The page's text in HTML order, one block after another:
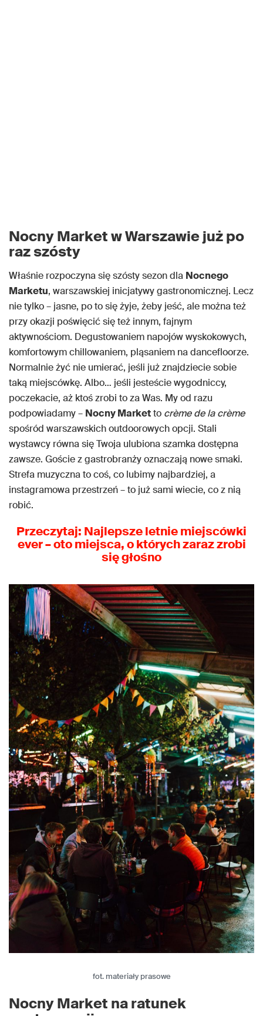
Nocny Market w Warszawie już po
raz szósty
Właśnie rozpoczyna się szósty sezon dla Nocnego
Marketu, warszawskiej inicjatywy gastronomicznej. Lecz
nie tylko – jasne, po to się żyje, żeby jeść, ale można też
przy okazji poświęcić się też innym, fajnym
aktywnościom. Degustowaniem napojów wyskokowych,
komfortowym chillowaniem, pląsaniem na dancefloorze.
Normalnie żyć nie umierać, jeśli już znajdziecie sobie
taką miejscówkę. Albo… jeśli jesteście wygodniccy,
poczekacie, aż ktoś zrobi to za Was. My od razu
podpowiadamy – Nocny Marketto crème de la crème
spośród warszawskich outdoorowych opcji. Stali
wystawcy równa się Twoja ulubiona szamka dostępna
zawsze. Goście z gastrobranży oznaczają nowe smaki.
Strefa muzyczna to coś, co lubimy najbardziej, a
instagramowa przestrzeń – to już sami wiecie, co z nią
robić.
Przeczytaj: Najlepszeletnie miejscówki
ever – oto miejsca, o których zaraz zrobi
sięgłośno
fot. materiały prasowe
Nocny Market na ratunek